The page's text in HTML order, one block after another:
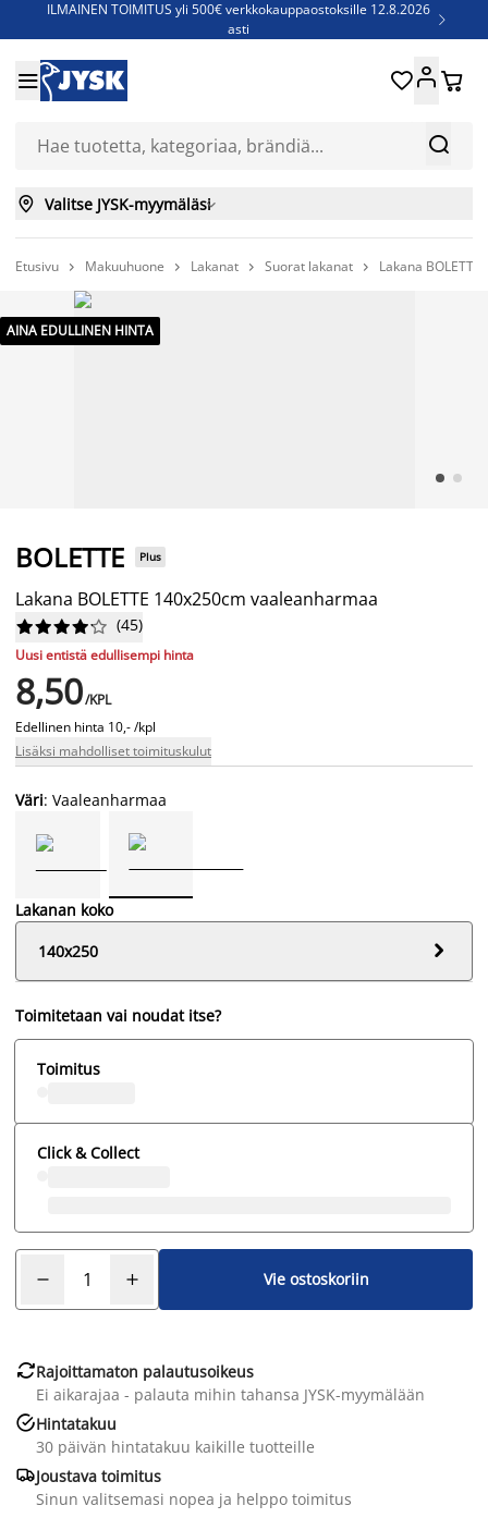
ILMAINEN TOIMITUS yli 500€ verkkokauppaostoksille 12.8.2026
asti

Jenkkisänkyjä - Säästä jopa 60%


 
 Valitse JYSK-myymäläsi
Etusivu  Makuuhuone  Lakanat  Suorat lakanat  Lakana
AINA EDULLINEN HINTA
BOLETTE Plus
Lakana BOLETTE 140x250cm vaaleanharmaa





 (45)
Uusi entistä edullisempi hinta
8,50/KPL
Edellinen hinta 10,- /kpl
Lisäksi mahdolliset toimituskulut
Väri: Vaaleanharmaa
Lakanan koko
140x250

Toimitetaan vai noudat itse?
Toimitus
Click & Collect
Vie ostoskoriin
Rajoittamaton palautusoikeus
Ei aikarajaa - palauta mihin tahansa JYSK-myymälään
Hintatakuu
30 päivän hintatakuu kaikille tuotteille
Joustava toimitus
Sinun valitsemasi nopea ja helppo toimitus